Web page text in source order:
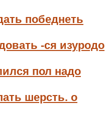
победнеть
-ся изуродо
пол надо
шерсть. о